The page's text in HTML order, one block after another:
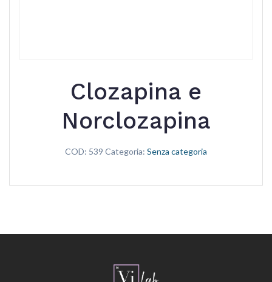
Clozapina e
Norclozapina
COD: 539 Categoria: Senza categoria